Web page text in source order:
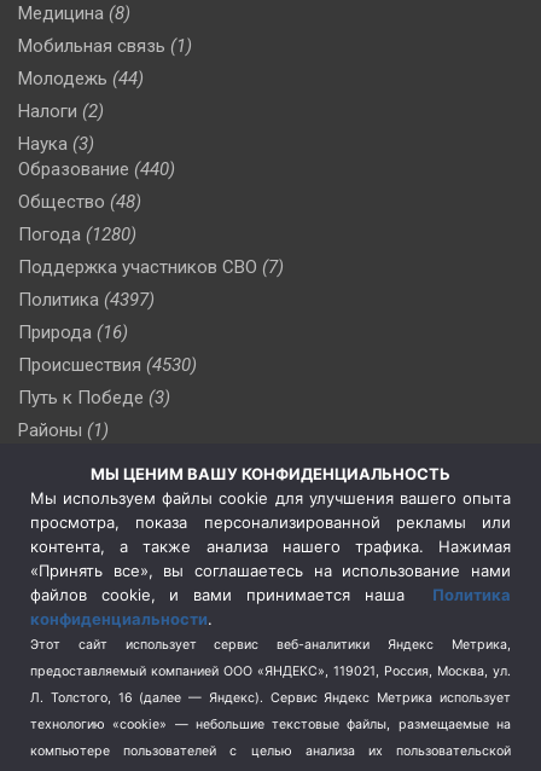
Медицина (8)
Мобильная связь (1)
Молодежь (44)
Налоги (2)
Наука (3)
Образование (440)
Общество (48)
Погода (1280)
Поддержка участников СВО (7)
Политика (4397)
Природа (16)
Происшествия (4530)
Путь к Победе (3)
Районы (1)
(510)
Сельское хозяйство (3)
Социальная политика
(3)
Спецоперация в Украине
Спецоперация на Украине
(404)
Спорт (740)
Терроризм (1)
Транспорт (262)
Туризм (178)
МЫ ЦЕНИМ ВАШУ КОНФИДЕНЦИАЛЬНОСТЬ
Мы используем файлы cookie для улучшения вашего опыта
просмотра, показа персонализированной рекламы или
контента, а также анализа нашего трафика. Нажимая
«Принять все», вы соглашаетесь на использование нами
файлов cookie, и вами принимается наша Политика
конфиденциальности.
Этот сайт использует сервис веб-аналитики Яндекс Метрика,
предоставляемый компанией ООО «ЯНДЕКС», 119021, Россия, Москва, ул.
Л. Толстого, 16 (далее — Яндекс). Сервис Яндекс Метрика использует
технологию «cookie» — небольшие текстовые файлы, размещаемые на
компьютере пользователей с целью анализа их пользовательской